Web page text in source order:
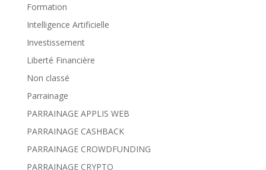
Formation
Intelligence Artificielle
Investissement
Liberté Financière
Non classé
Parrainage
PARRAINAGE APPLIS WEB
PARRAINAGE CASHBACK
PARRAINAGE CROWDFUNDING
PARRAINAGE CRYPTO